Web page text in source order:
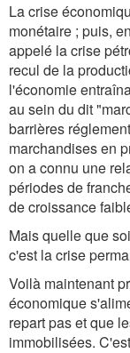
La crise
monétaire ; puis,
appelé la crise
recul de la
l'économie
au sein du dit
barrières
marchandises en
on a connu une
périodes de
de croissance
Mais quelle que
c'est la crise
Voilà maintenant
économique
repart pas et que
immobilisées.